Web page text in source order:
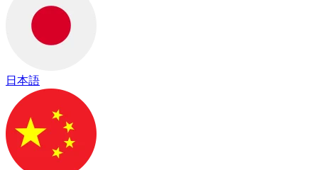
日本語